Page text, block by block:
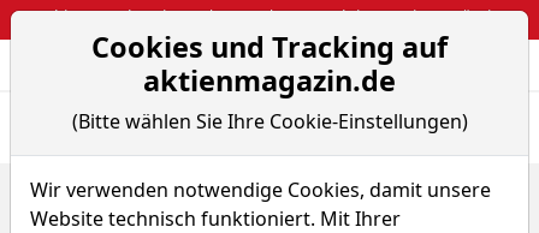
Webinar: So kassierst du trotzdem attraktive Optionsprämien
Aktien- und
Home Aktien
Siemens Healthineers AG
Sparplan-Simulator
Cookies und Tracking auf
aktienmagazin.de
(Bitte wählen Sie Ihre Cookie-Einstellungen)
Wir verwenden notwendige Cookies, damit unsere
Website technisch funktioniert. Mit Ihrer